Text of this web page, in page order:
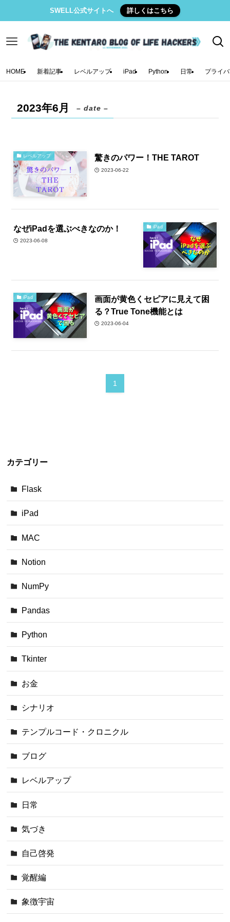
SWELL公式サイトへ 詳しくはこちら
HOME 新着記事 レベルアップ iPad Python 日常 プライ
2023年6月 – date –
レベルアップ 驚きのパワー！THE TAROT
2023-06-22
iPad
なぜiPadを選ぶべきなのか！
2023-06-08
iPad
画面が黄色くセピアに見えて困
る？True Tone機能とは
2023-06-04
1
カテゴリー
Flask
iPad
MAC
Notion
NumPy
Pandas
Python
Tkinter
お金
シナリオ
テンプルコード・クロニクル
ブログ
レベルアップ
日常
気づき
自己啓発
覚醒編
象徴宇宙